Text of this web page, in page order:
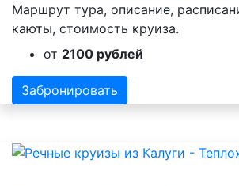
Маршрут тура, описание,
каюты, стоимость круиза.
от 2100 рублей
Забронировать